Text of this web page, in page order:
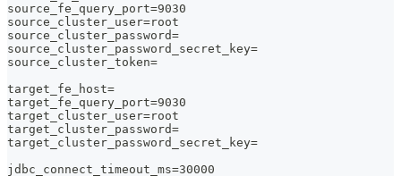
source_fe_query_port=9030
source_cluster_user=root
source_cluster_password=
source_cluster_password_secret_key=
source_cluster_token=
target_fe_host=
target_fe_query_port=9030
target_cluster_user=root
target_cluster_password=
target_cluster_password_secret_key=
jdbc_connect_timeout_ms=30000